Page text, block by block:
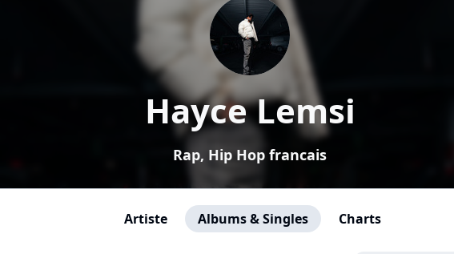
Hayce Lemsi
Rap, Hip Hop francais
Artiste Albums & Singles Charts